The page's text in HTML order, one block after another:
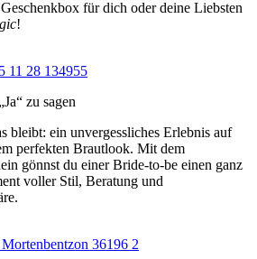
für dich oder deine Liebsten
!
zu sagen
bleibt: ein unvergessliches Erlebnis auf
perfekten Brautlook. Mit dem
gönnst du einer Bride-to-be einen ganz
voller Stil, Beratung und